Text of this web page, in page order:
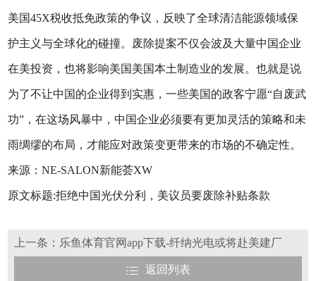
美国45X税收抵免政策的争议，反映了全球清洁能源领域保
护主义与全球化的碰撞。废除提案不仅会波及大量中国企业
在美投资，也将影响美国美国本土制造业的发展。也就是说
为了不让中国的企业得到实惠，一些美国的政客宁愿“自废武
功”，在这场风暴中，中国企业必须要有更加灵活的策略和未
雨绸缪的布局，才能应对政策变更带来的市场的不确定性。
来源：NE-SALON新能荟XW
原文标题:拒绝中国光伏分利，美议员要废除补贴条款
上一条：乐鱼体育官网app下载-纤纳光电或将赴美建厂
返回列表